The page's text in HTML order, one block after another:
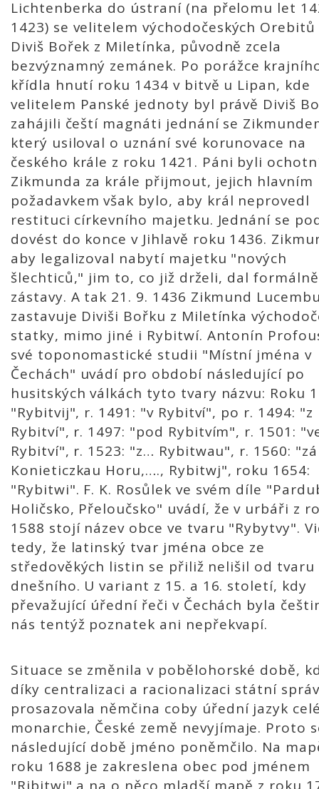
Lichtenberka do ústraní (na přelomu let
1423) se velitelem východočeských
Diviš Bořek z Miletínka, původně zcela
bezvýznamný zemánek. Po porážce
křídla hnutí roku 1434 v bitvě u Lipan, kde
velitelem Panské jednoty byl právě Diviš
zahájili čeští magnáti jednání se
který usiloval o uznání své korunovace na
českého krále z roku 1421. Páni byli
Zikmunda za krále přijmout, jejich hlavním
požadavkem však bylo, aby král neprovedl
restituci církevního majetku. Jednání se
dovést do konce v Jihlavě roku 1436.
aby legalizoval nabytí majetku "nových
šlechticů," jim to, co již drželi, dal
zástavy. A tak 21. 9. 1436 Zikmund
zastavuje Diviši Bořku z Miletínka
statky, mimo jiné i Rybitwí. Antonín
své toponomastické studii "Místní jména v
Čechách" uvádí pro období následující po
husitských válkách tyto tvary názvu: Roku
"Rybitvij", r. 1491: "v Rybitví", po r. 1494: "z
Rybitví", r. 1497: "pod Rybitvím", r. 1501:
Rybitví", r. 1523: "z… Rybitwau", r. 1560:
Konieticzkau Horu,…., Rybitwj", roku 1654:
"Rybitwi". F. K. Rosůlek ve svém díle
Holičsko, Přeloučsko" uvádí, že v urbáři z
1588 stojí název obce ve tvaru "Rybytvy".
tedy, že latinský tvar jména obce ze
středověkých listin se přiliž nelišil od tvaru
dnešního. U variant z 15. a 16. století, kdy
převažující úřední řeči v Čechách byla
nás tentýž poznatek ani nepřekvapí.
Situace se změnila v pobělohorské době,
díky centralizaci a racionalizaci státní
prosazovala němčina coby úřední jazyk
monarchie, České země nevyjímaje. Proto
následující době jméno poněmčilo. Na
roku 1688 je zakreslena obec pod jménem